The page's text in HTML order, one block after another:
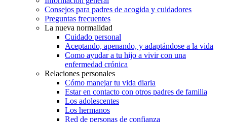
Consejos para padres de acogida y cuidadores
Preguntas frecuentes
La nueva normalidad
Cuidado personal
Aceptando, apenando, y adaptándose a la vida
Como ayudar a tu hijo a vivir con una
enfermedad crónica
Relaciones personales
Cómo manejar tu vida diaria
Estar en contacto con otros padres de familia
Los adolescentes
Los hermanos
Red de personas de confianza